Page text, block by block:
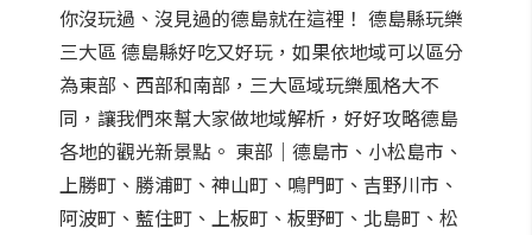
你沒玩過、沒見過的德島就在這裡！ 德島縣玩樂
三大區 德島縣好吃又好玩，如果依地域可以區分
為東部、西部和南部，三大區域玩樂風格大不
同，讓我們來幫大家做地域解析，好好攻略德島
各地的觀光新景點。 東部｜德島市、小松島市、
上勝町、勝浦町、神山町、鳴門町、吉野川市、
阿波町、藍住町、上板町、板野町、北島町、松